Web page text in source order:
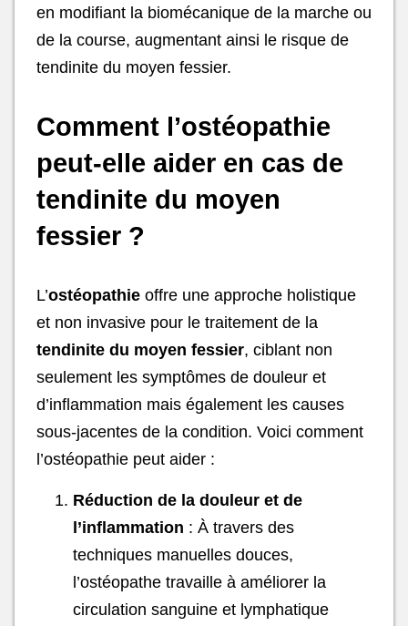
en modifiant la biomécanique de la marche ou
de la course, augmentant ainsi le risque de
tendinite du moyen fessier.
Comment l’ostéopathie
peut-elle aider en cas de
tendinite du moyen
fessier ?
L’ostéopathie offre une approche holistique
et non invasive pour le traitement de la
tendinite du moyen fessier, ciblant non
seulement les symptômes de douleur et
d’inflammation mais également les causes
sous-jacentes de la condition. Voici comment
l’ostéopathie peut aider :
Réduction de la douleur et de
l’inflammation : À travers des
techniques manuelles douces,
l’ostéopathe travaille à améliorer la
circulation sanguine et lymphatique